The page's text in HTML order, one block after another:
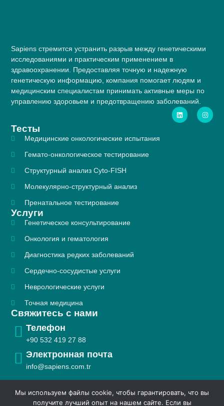
Sapiens стремится устранить разрыв между генетическими
исследованиями и практическим применением в
здравоохранении. Предоставляя точную и надежную
генетическую информацию, компания помогает людям и
медицинским специалистам принимать активные меры по
управлению здоровьем и предотвращению заболеваний.
Тесты
Медицинские онкологические испытания
Гемато-онкологическое тестирование
Структурный анализ Cyto-FISH
Молекулярно-структурный анализ
Пренатальное тестирование
Услуги
Генетическое консультирование
Онкология и гематология
Диагностика редких заболеваний
Сердечно-сосудистые услуги
Неврологические услуги
Точная медицина
Свяжитесь с нами
Телефон
+90 532 419 27 88​
Электронная почта
info@sapiens.com.tr
Мы используем файлы cookie, чтобы гарантировать, что вы
получите лучший опыт на нашем сайте. Если вы